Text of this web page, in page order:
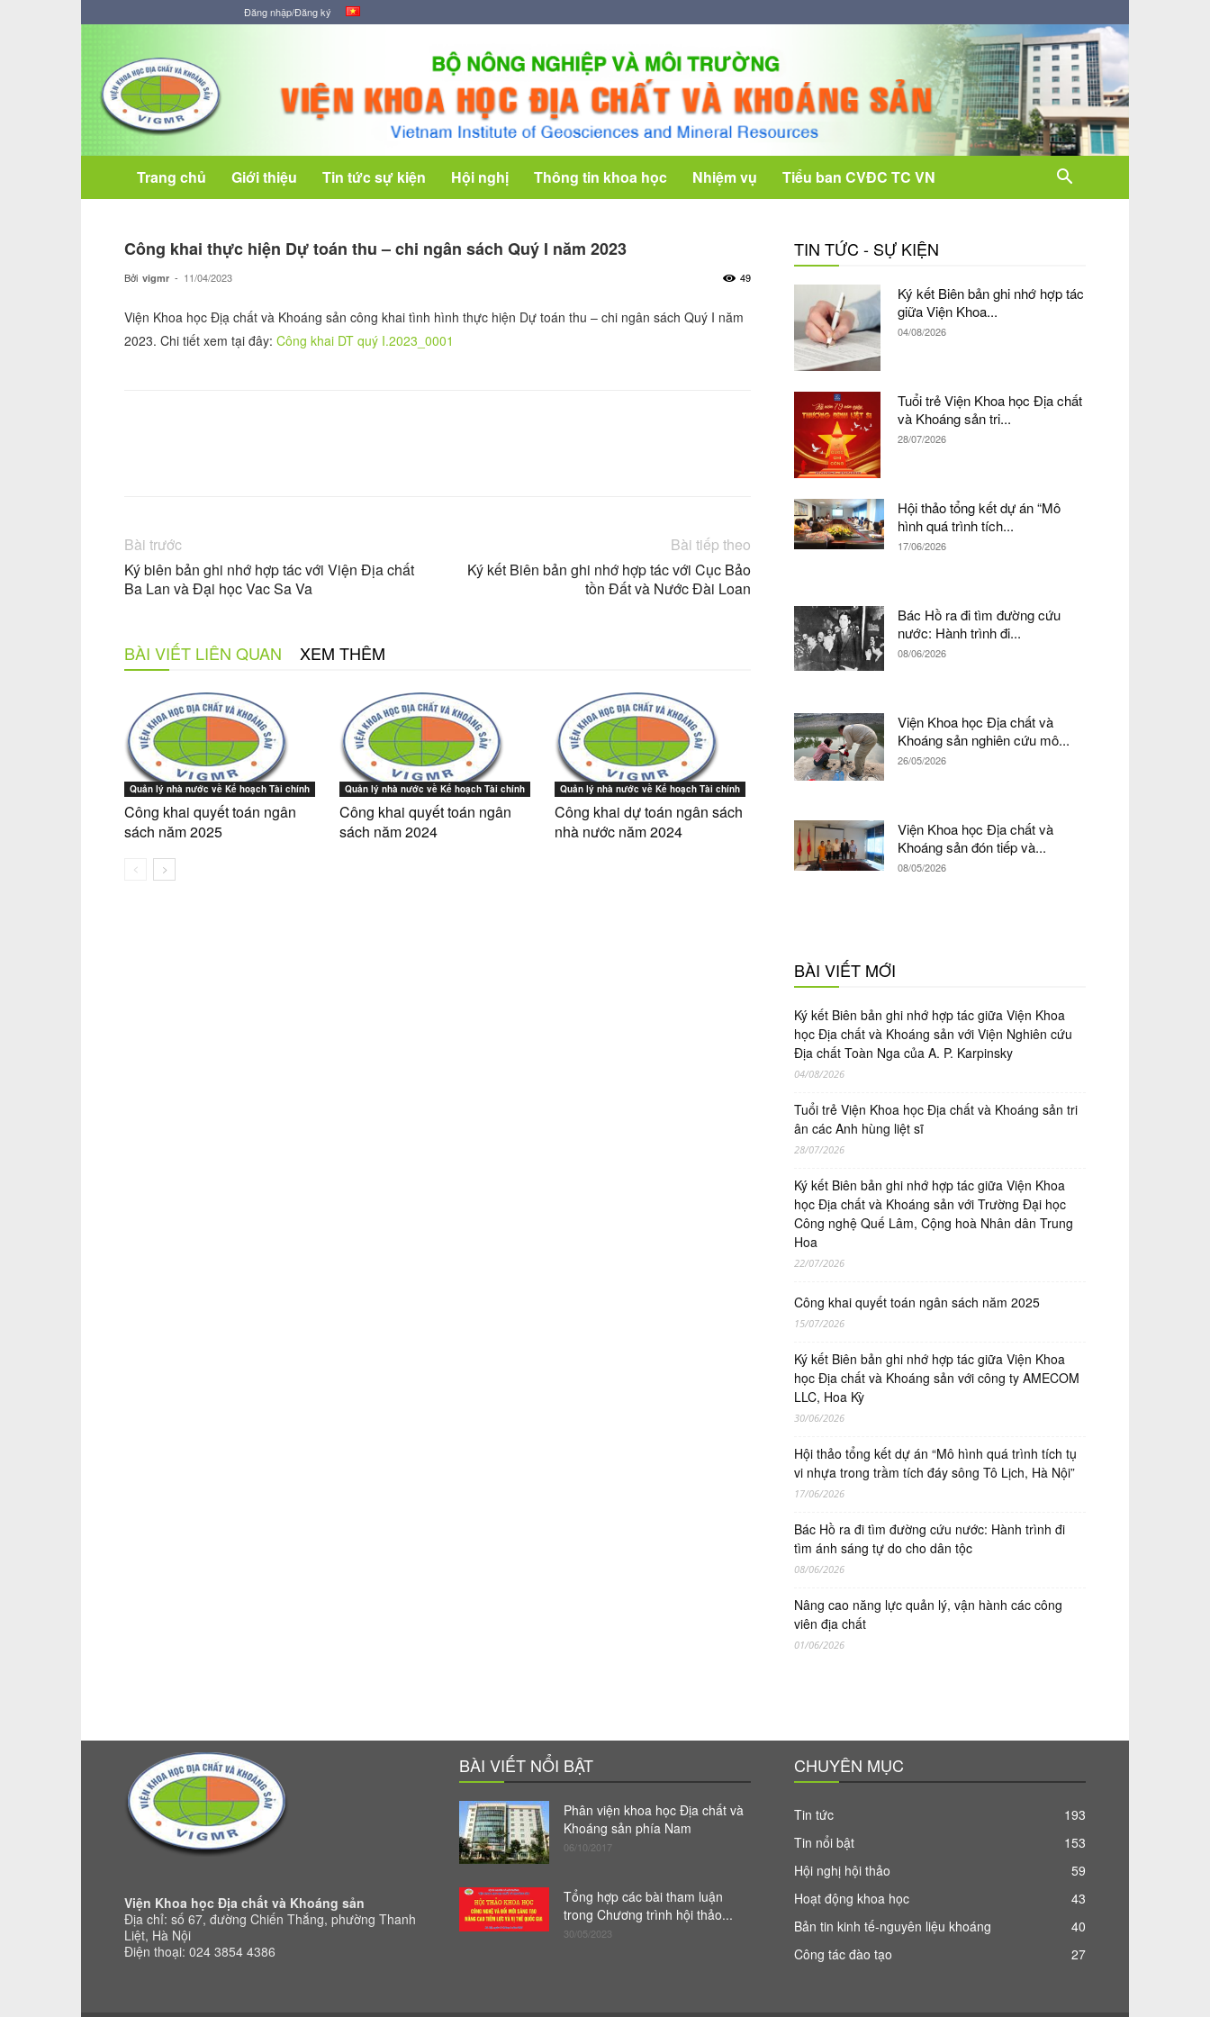
Đăng nhập/Đăng ký
Viện
Khoa
học
Địa
chất
và
Khoáng
sản
Trang chủ Giới thiệu Tin tức sự kiện Hội nghị Thông tin khoa học Nhiệm vụ Tiểu ban CVĐC TC VN
Công khai thực hiện Dự toán thu – chi ngân sách Quý I năm 2023
Bởi vigmr - 11/04/2023 49
Viện Khoa học Địạ chất và Khoáng sản công khai tình hình thực hiện Dự toán thu – chi ngân sách Quý I năm
2023. Chi tiết xem tại đây: Công khai DT quý I.2023_0001
Bài trước
Ký biên bản ghi nhớ hợp tác với Viện Địa chất
Ba Lan và Đại học Vac Sa Va
Bài tiếp theo
Ký kết Biên bản ghi nhớ hợp tác với Cục Bảo
tồn Đất và Nước Đài Loan
BÀI VIẾT LIÊN QUAN XEM THÊM
Quản lý nhà nước về Kế hoạch Tài chính
Công khai quyết toán ngân
sách năm 2025
Quản lý nhà nước về Kế hoạch Tài chính
Công khai quyết toán ngân
sách năm 2024
Quản lý nhà nước về Kế hoạch Tài chính
Công khai dự toán ngân sách
nhà nước năm 2024
TIN TỨC - SỰ KIỆN
Ký kết Biên bản ghi nhớ hợp tác
giữa Viện Khoa...
04/08/2026
Tuổi trẻ Viện Khoa học Địa chất
và Khoáng sản tri...
28/07/2026
Hội thảo tổng kết dự án “Mô
hình quá trình tích...
17/06/2026
Bác Hồ ra đi tìm đường cứu
nước: Hành trình đi...
08/06/2026
Viện Khoa học Địa chất và
Khoáng sản nghiên cứu mô...
26/05/2026
Viện Khoa học Địa chất và
Khoáng sản đón tiếp và...
08/05/2026
BÀI VIẾT MỚI
Ký kết Biên bản ghi nhớ hợp tác giữa Viện Khoa
học Địa chất và Khoáng sản với Viện Nghiên cứu
Địa chất Toàn Nga của A. P. Karpinsky
04/08/2026
Tuổi trẻ Viện Khoa học Địa chất và Khoáng sản tri
ân các Anh hùng liệt sĩ
28/07/2026
Ký kết Biên bản ghi nhớ hợp tác giữa Viện Khoa
học Địa chất và Khoáng sản với Trường Đại học
Công nghệ Quế Lâm, Cộng hoà Nhân dân Trung
Hoa
22/07/2026
Công khai quyết toán ngân sách năm 2025
15/07/2026
Ký kết Biên bản ghi nhớ hợp tác giữa Viện Khoa
học Địa chất và Khoáng sản với công ty AMECOM
LLC, Hoa Kỳ
30/06/2026
Hội thảo tổng kết dự án “Mô hình quá trình tích tụ
vi nhựa trong trầm tích đáy sông Tô Lịch, Hà Nội”
17/06/2026
Bác Hồ ra đi tìm đường cứu nước: Hành trình đi
tìm ánh sáng tự do cho dân tộc
08/06/2026
Nâng cao năng lực quản lý, vận hành các công
viên địa chất
01/06/2026
Viện Khoa học Địa chất và Khoáng sản
Địa chỉ: số 67, đường Chiến Thắng, phường Thanh
Liệt, Hà Nội
Điện thoại: 024 3854 4386
BÀI VIẾT NỔI BẬT
Phân viện khoa học Địa chất và
Khoáng sản phía Nam
06/10/2017
Tổng hợp các bài tham luận
trong Chương trình hội thảo...
30/05/2023
CHUYÊN MỤC
Tin tức
193
Tin nổi bật
153
Hội nghị hội thảo
59
Hoạt động khoa học
43
Bản tin kinh tế-nguyên liệu khoáng
40
Công tác đào tạo
27